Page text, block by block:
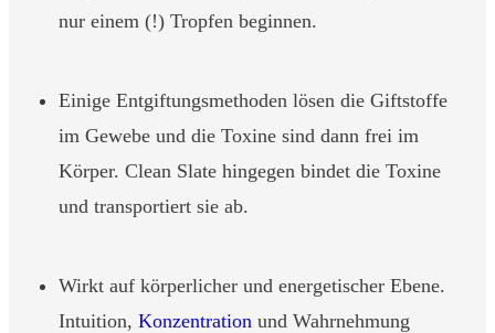
nur einem (!) Tropfen beginnen.
Einige Entgiftungsmethoden lösen die Giftstoffe
im Gewebe und die Toxine sind dann frei im
Körper. Clean Slate hingegen bindet die Toxine
und transportiert sie ab.
Wirkt auf körperlicher und energetischer Ebene.
Intuition, Konzentration und Wahrnehmung